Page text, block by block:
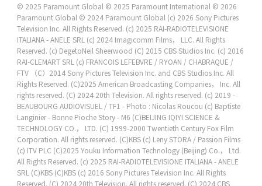
© 2025 Paramount Global © 2025 Paramount International © 2026
Paramount Global © 2024 Paramount Global (c) 2026 Sony Pictures
Television Inc. All Rights Reserved. (c) 2025 RAI-RADIOTELEVISIONE
ITALIANA - ANELE SRL (c) 2024 Imagicomm Films， LLC. All Rights
Reserved. (c) DegetoNeil Sheerwood (C) 2015 CBS Studios Inc. (c) 2016
RAI-CLEMART SRL (c) FRANCOIS LEFEBVRE / RYOAN / CHABRAQUE /
FTV
（C）2014 Sony Pictures Television Inc. and CBS Studios Inc. All
Rights Reserved. (C)2025 American Broadcasting Companies， Inc. All
rights reserved. (C) 2024 20th Television. All rights reserved. (c) 2019 -
BEAUBOURG AUDIOVISUEL / TF1 - Photo : Nicolas Roucou (c) Baptiste
Langinier - Bonne Pioche Story - M6 (C)BEIJING IQIYI SCIENCE &
TECHNOLOGY CO.， LTD. (C) 1999-2000 Twentieth Century Fox Film
Corporation. All rights reserved. (C)KBS (c) Leny STORA / Passion Films
(c) ITV PLC (C)2025 Youku Information Technology (Beijing) Co.， Ltd.
All Rights Reserved. (c) 2025 RAI-RADIOTELEVISIONE ITALIANA - ANELE
SRL (C)KBS (C)KBS (c) 2016 Sony Pictures Television Inc. All Rights
Reserved. (C) 2024 20th Television. All rights reserved. (C) 2024 CBS